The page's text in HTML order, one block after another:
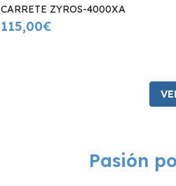
CARRETE ZYROS-4000XA
115,00€
Pasión